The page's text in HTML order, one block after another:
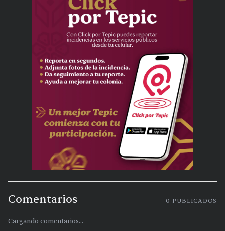
Comentarios 0 PUBLICADOS
Cargando comentarios...